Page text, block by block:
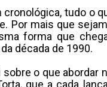
tudo o
Por mais que
forma que
década de 1990.
o que abordar
que a cada